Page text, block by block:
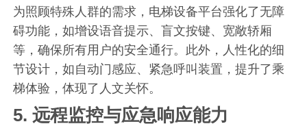
为照顾特殊人群的需求，电梯设备平台强化了无障
碍功能，如增设语音提示、盲文按键、宽敞轿厢
等，确保所有用户的安全通行。此外，人性化的细
节设计，如自动门感应、紧急呼叫装置，提升了乘
梯体验，体现了人文关怀。
5.远程监控与应急响应能力